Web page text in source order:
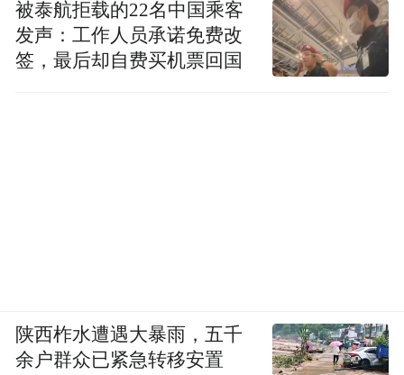
被泰航拒载的22名中国乘客
发声：工作人员承诺免费改
签，最后却自费买机票回国
陕西柞水遭遇大暴雨，五千
余户群众已紧急转移安置